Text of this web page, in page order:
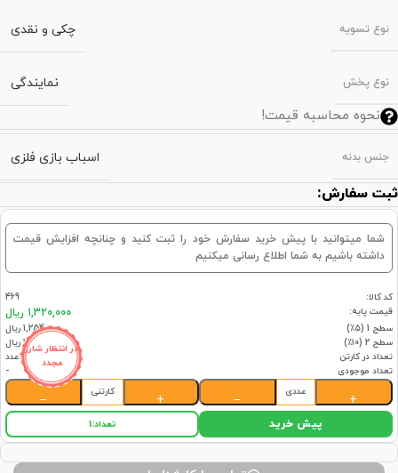
نوع تسویه چکی و نقدی
نوع پخش نمایندگی
نحوه محاسبه قیمت!
جنس بدنه اسباب بازی فلزی
ثبت سفارش:
شما میتوانید با پیش خرید سفارش خود را ثبت کنید و چنانچه افزایش قیمت
داشته باشیم به شما اطلاع رسانی میکنیم
در انتظار شارژ
مجدد
کد کالا:
469
قیمت پایه:
1,320,000 ریال
سطح 1 (۵٪)
1,254,000 ریال
سطح 2 (۱۰٪)
1,188,000 ریال
تعداد در کارتن
15عدد
تعداد موجودی
-
+
عددی
−
+
کارتنی
−
پیش خرید تعداد:1